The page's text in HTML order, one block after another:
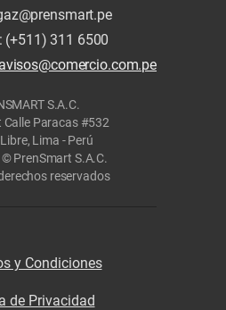
(+511) 311 6500
S.A.C.
Calle Paracas #532
Lima - Perú
PrenSmart S.A.C.
reservados
y Condiciones
de Privacidad